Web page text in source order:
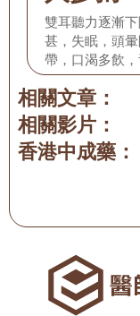
雙耳聽力逐漸
甚，失眠，頭
帶，口渴多飲，
相關文章：
相關影片：
香港中成藥：